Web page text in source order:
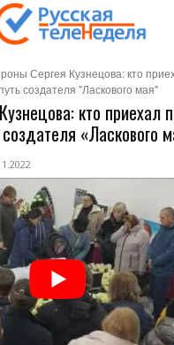
Сергея Кузнецова: кто
создателя "Ласкового мая"
кто приехал
«Ласкового